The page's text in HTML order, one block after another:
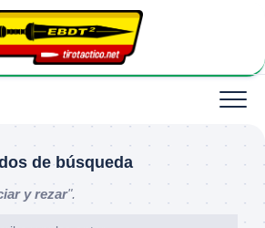
de búsqueda
y rezar".